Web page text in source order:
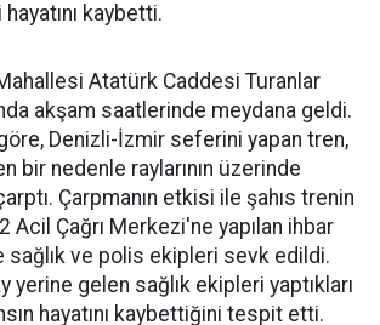
kaybetti.
Atatürk Caddesi Turanlar
akşam saatlerinde meydana geldi.
Denizli-İzmir seferini yapan tren,
bir nedenle raylarının üzerinde
Çarpmanın etkisi ile şahıs trenin
Acil Çağrı Merkezi'ne yapılan ihbar
sağlık ve polis ekipleri sevk edildi.
yerine gelen sağlık ekipleri yaptıkları
hayatını kaybettiğini tespit etti.